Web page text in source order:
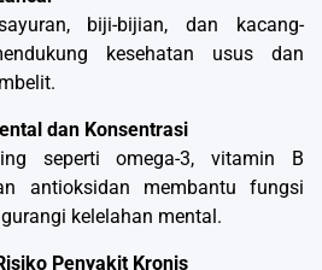
biji-bijian, dan kacang-
kesehatan usus dan
dan Konsentrasi
seperti omega-3, vitamin B
antioksidan membantu fungsi
kelelahan mental.
Penyakit Kronis